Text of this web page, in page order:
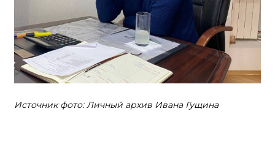
Источник фото: Личный архив Ивана Гущина